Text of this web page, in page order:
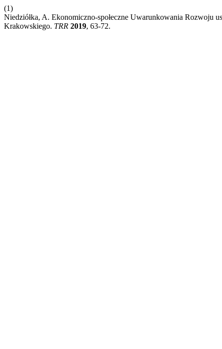
(1)
Niedziółka, A. Ekonomiczno-społeczne Uwarunkowania Rozwoju
Krakowskiego. TRR 2019, 63-72.